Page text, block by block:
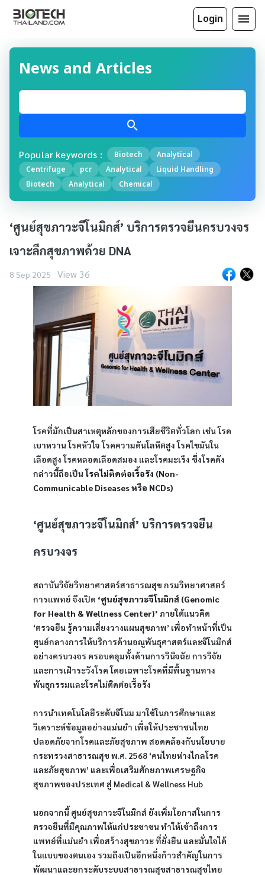
Login
News and Articles
Popular keywords : Biotech
Analytical
Centrifuge
pcr Analytical
Liquid Handling
Biotech
Analytical Chemical
‘ศูนย์สุขภาวะจีโนมิกส์’ บริการตรวจยีนครบวงจร
เจาะลึกสุขภาพด้วย DNA
8 Sep 2025 View 36
โรคที่มักเป็นสาเหตุหลักของการเสียชีวิตทั่วโลก เช่น โรค
เบาหวาน โรคหัวใจ โรคความดันโลหิตสูง โรคไขมันใน
เลือดสูง โรคหลอดเลือดสมอง และโรคมะเร็ง ซึ่งโรคดัง
กล่าวนี้ถือเป็น โรคไม่ติดต่อเรื้อรัง (Non-
Communicable Diseases หรือ NCDs)
‘ศูนย์สุขภาวะจีโนมิกส์’ บริการตรวจยีน
ครบวงจร
สถาบันวิจัยวิทยาศาสตร์สาธารณสุข กรมวิทยาศาสตร์
การแพทย์ จึงเปิด ‘ศูนย์สุขภาวะจีโนมิกส์ (Genomic
for Health & Wellness Center)’ ภายใต้แนวคิด
‘ตรวจยีน รู้ความเสี่ยงวางแผนสุขภาพ’ เพื่อทำหน้าที่เป็น
ศูนย์กลางการให้บริการด้านอณูพันธุศาสตร์และจีโนมิกส์
อย่างครบวงจร ครอบคลุมทั้งด้านการวินิจฉัย การวิจัย
และการเฝ้าระวังโรค โดยเฉพาะโรคที่มีพื้นฐานทาง
พันธุกรรมและโรคไม่ติดต่อเรื้อรัง
การนำเทคโนโลยีระดับจีโนม มาใช้ในการศึกษาและ
วิเคราะห์ข้อมูลอย่างแม่นยำ เพื่อให้ประชาชนไทย
ปลอดภัยจากโรคและภัยสุขภาพ สอดคล้องกับนโยบาย
กระทรวงสาธารณสุข พ.ศ. 2568 ‘คนไทยห่างไกลโรค
และภัยสุขภาพ’ และเพื่อเสริมศักยภาพเศรษฐกิจ
สุขภาพของประเทศ สู่ Medical & Wellness Hub
นอกจากนี้ ศูนย์สุขภาวะจีโนมิกส์ ยังเพิ่มโอกาสในการ
ตรวจยีนที่มีคุณภาพให้แก่ประชาชน ทำให้เข้าถึงการ
แพทย์ที่แม่นยำ เพื่อสร้างสุขภาวะ ที่ยั่งยืน และมั่นใจได้
ในแบบของตนเอง รวมถึงเป็นอีกหนึ่งก้าวสำคัญในการ
พัฒนาและยกระดับระบบสาธารณสุขสาธารณสุขไทย